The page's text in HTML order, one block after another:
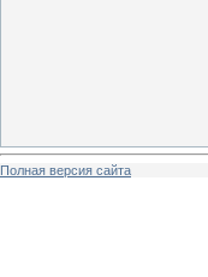
Полная версия сайта